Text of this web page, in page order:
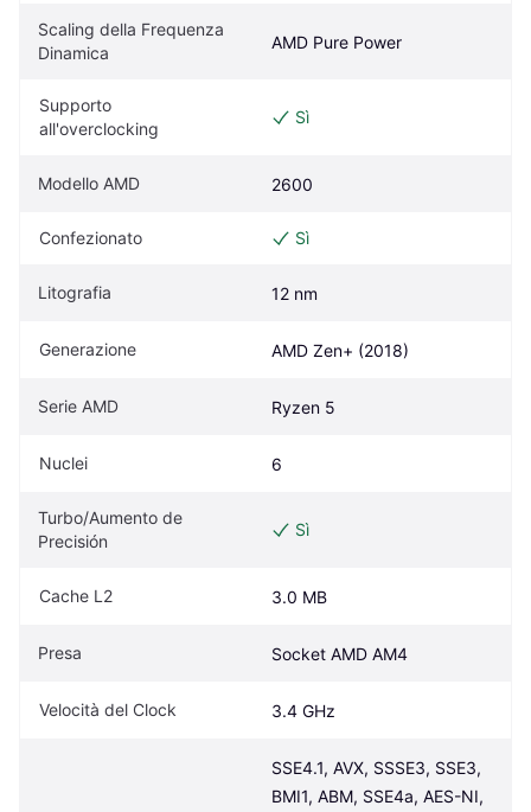
Scaling della Frequenza
Dinamica
AMD Pure Power
Supporto
all'overclocking
Sì
Modello AMD 2600
Confezionato Sì
Litografia 12 nm
Generazione AMD Zen+ (2018)
Serie AMD Ryzen 5
Nuclei 6
Turbo/Aumento de
Precisión
Sì
Cache L2 3.0 MB
Presa Socket AMD AM4
Velocità del Clock 3.4 GHz
SSE4.1, AVX, SSSE3, SSE3,
BMI1, ABM, SSE4a, AES-NI,